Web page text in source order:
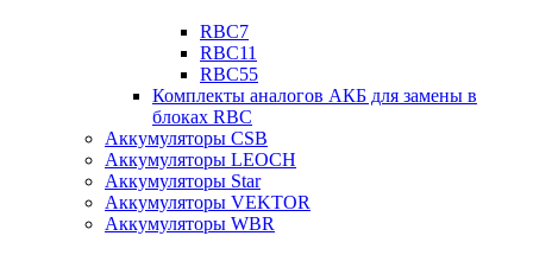
RBC7
RBC11
RBC55
Комплекты аналогов АКБ для замены в
блоках RBC
Аккумуляторы CSB
Аккумуляторы LEOCH
Аккумуляторы Star
Аккумуляторы VEKTOR
Аккумуляторы WBR